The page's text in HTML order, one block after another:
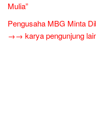
Mulia”
Pengusaha MBG Minta
→→ karya pengunjung